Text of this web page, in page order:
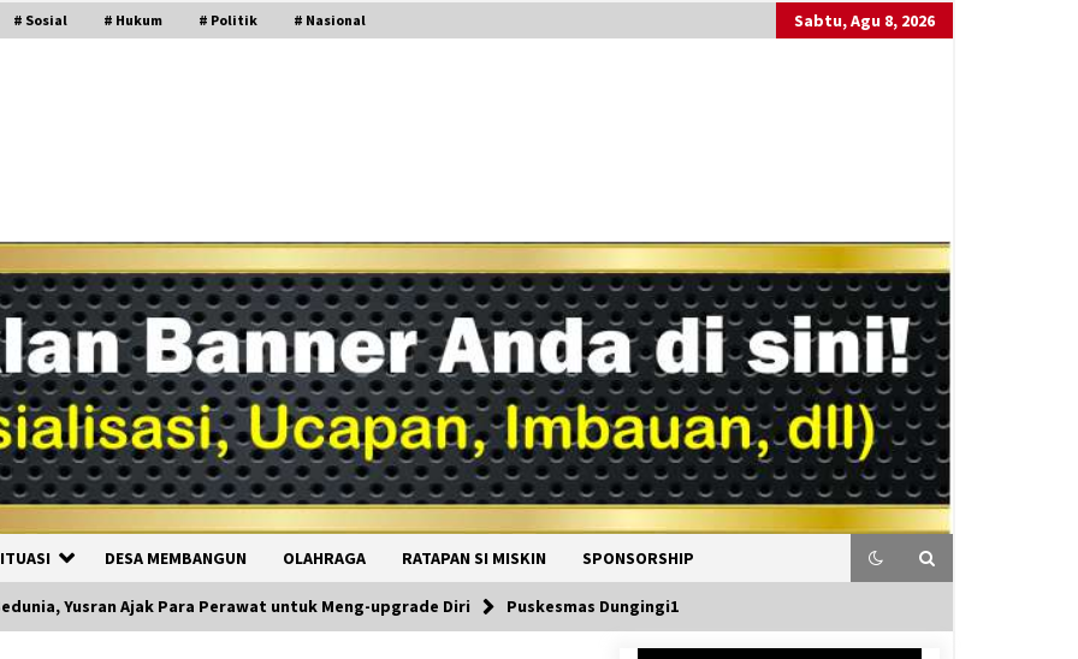
# Sosial # Hukum # Politik # Nasional Sabtu, Agu 8, 2026
DESA MEMBANGUN OLAHRAGA RATAPAN SI MISKIN SPONSORSHIP
Yusran Ajak Para Perawat untuk Meng-upgrade Diri Puskesmas Dungingi1